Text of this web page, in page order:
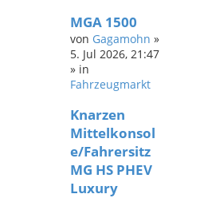
MGA 1500
von Gagamohn »
5. Jul 2026, 21:47
» in
Fahrzeugmarkt
Knarzen
Mittelkonsol
e/Fahrersitz
MG HS PHEV
Luxury